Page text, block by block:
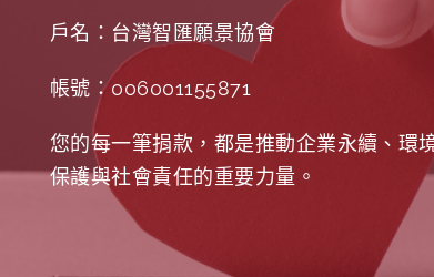
戶名：台灣智匯願景協會
帳號：006001155871
您的每一筆捐款，都是推動企業永續、環
保護與社會責任的重要力量。